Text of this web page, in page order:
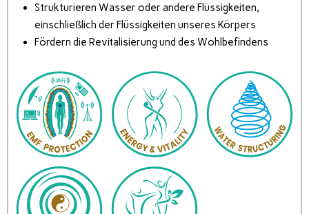
Strukturieren Wasser oder andere Flüssigkeiten,
einschließlich der Flüssigkeiten unseres Körpers
Fördern die Revitalisierung und des Wohlbefindens